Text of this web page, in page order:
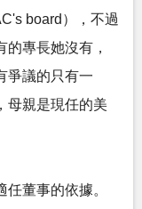
board），不過
專長她沒有，
爭議的只有一
母親是現任的美
董事的依據。